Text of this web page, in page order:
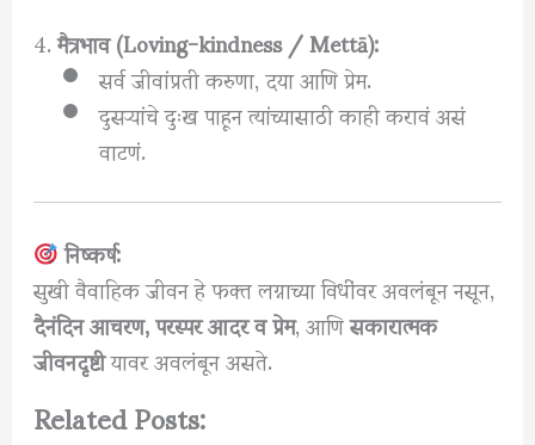
4.मैत्रभाव (Loving-kindness / Mettā):
सर्व जीवांप्रती करुणा, दया आणि प्रेम.
दुसऱ्यांचे दुःख पाहून त्यांच्यासाठी काही करावं असं
वाटणं.
निष्कर्ष:
सुखी वैवाहिक जीवन हे फक्त लग्नाच्या विधींवर अवलंबून नसून,
दैनंदिन आचरण, परस्पर आदर व प्रेम, आणिसकारात्मक
जीवनदृष्टीयावर अवलंबून असते.
Related Posts: